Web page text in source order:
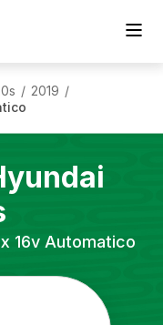
/ 2019 /
16v Automatico